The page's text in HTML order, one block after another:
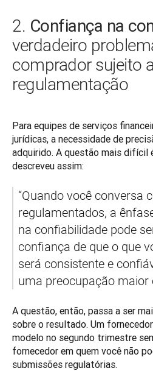
2. Confiança na
verdadeiro
comprador sujeito a
regulamentação
Para equipes de serviços
jurídicas, a necessidade de
adquirido. A questão mais difícil
descreveu assim:
“Quando você conversa
regulamentados, a
na confiabilidade pode
confiança de que o que
será consistente e
uma preocupação maior
A questão, então, passa a ser
sobre o resultado. Um
modelo no segundo trimestre
fornecedor em quem você não
submissões regulatórias.